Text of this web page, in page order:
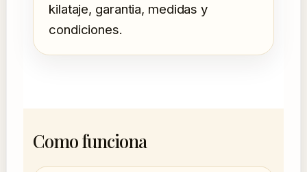
kilataje, garantia, medidas y
condiciones.
Como funciona